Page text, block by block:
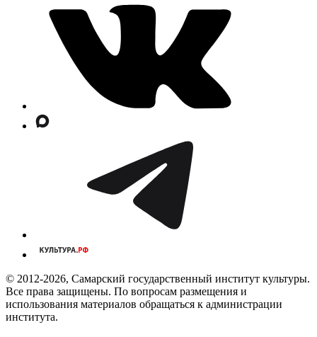
© 2012-2026, Самарский государственный институт культуры.
Все права защищены. По вопросам размещения и
использования материалов обращаться к администрации
института.